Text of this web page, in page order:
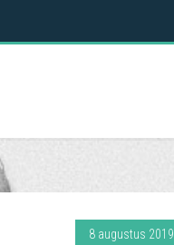
8 augustus 2019